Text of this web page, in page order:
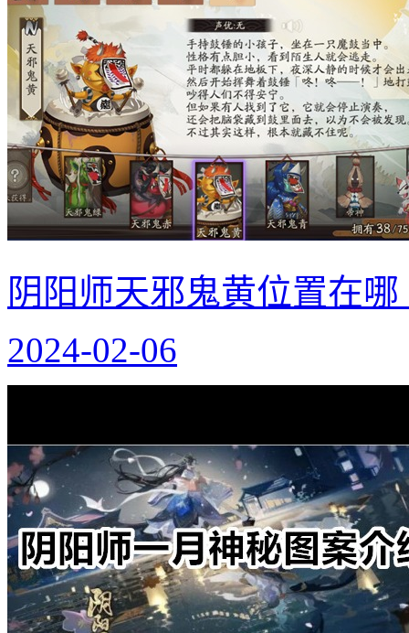
阴阳师天邪鬼黄位置在
2024-02-06